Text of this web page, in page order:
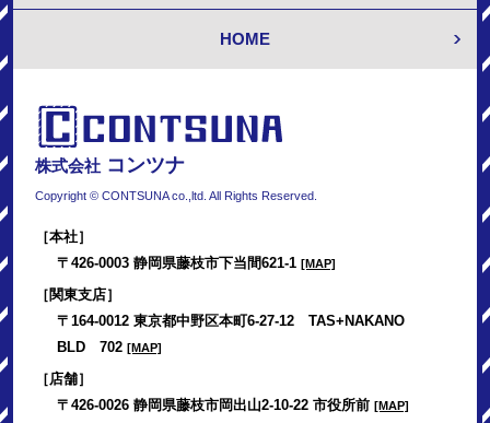
HOME
株式会社 コンツナ
Copyright © CONTSUNA co.,ltd. All Rights Reserved.
［本社］
〒426-0003 静岡県藤枝市下当間621-1 [MAP]
［関東支店］
〒164-0012 東京都中野区本町6-27-12 TAS+NAKANO
BLD 702 [MAP]
［店舗］
〒426-0026 静岡県藤枝市岡出山2-10-22 市役所前 [MAP]